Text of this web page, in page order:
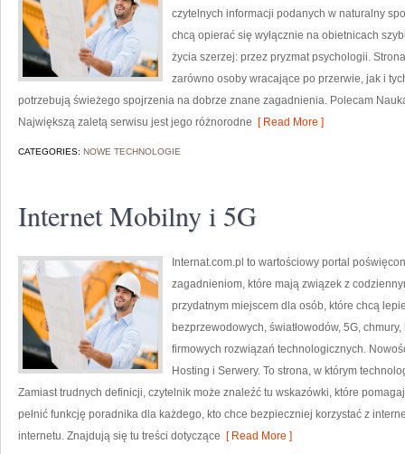
czytelnych informacji podanych w naturalny
chcą opierać się wyłącznie na obietnicach
życia szerzej: przez pryzmat psychologii.
zarówno osoby wracające po przerwie, jak i
potrzebują świeżego spojrzenia na dobrze znane zagadnienia. Polecam
Największą zaletą serwisu jest jego różnorodne [ Read More ]
CATEGORIES: NOWE TECHNOLOGIE
Internet Mobilny i 5G
Internat.com.pl to wartościowy portal
zagadnieniom, które mają związek z
przydatnym miejscem dla osób, które chcą
bezprzewodowych, światłowodów, 5G,
firmowych rozwiązań technologicznych.
Hosting i Serwery. To strona, w którym
Zamiast trudnych definicji, czytelnik może znaleźć tu wskazówki, które
pełnić funkcję poradnika dla każdego, kto chce bezpieczniej korzystać z
internetu. Znajdują się tu treści dotyczące [ Read More ]